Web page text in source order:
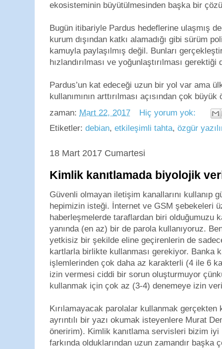
ekosisteminin büyütülmesinden başka bir
Bugün itibariyle Pardus hedeflerine ulaşmış
kurum dışından katkı alamadığı gibi sürüm
kamuyla paylaşılmış değil. Bunları
hızlandırılması ve yoğunlaştırılması gerektiği
Pardus’un kat edeceği uzun bir yol var ama
kullanımının arttırılması açısından çok büyük
zaman: Mart 22, 2017
Hiç yorum yok:
Etiketler: debian, etkileşimli tahta, özgür
18 Mart 2017 Cumartesi
Kimlik kanıtlamada biyolojik
Güvenli olmayan iletişim kanallarını kullanıp
hepimizin isteği. İnternet ve GSM şebekeleri
haberleşmelerde taraflardan biri olduğumuzu
yanında (en az) bir de parola kullanıyoruz.
yetkisiz bir şekilde eline geçirenlerin de
kartlarla birlikte kullanması gerekiyor. Banka
işlemlerinden çok daha az karakterli (4 ile 6
izin vermesi ciddi bir sorun oluşturmuyor
kullanmak için çok az (3-4) denemeye izin
Kırılamayacak parolalar kullanmak
ayrıntılı bir yazı okumak isteyenlere Murat
öneririm). Kimlik kanıtlama servisleri bizim
farkında olduklarından uzun zamandır başka